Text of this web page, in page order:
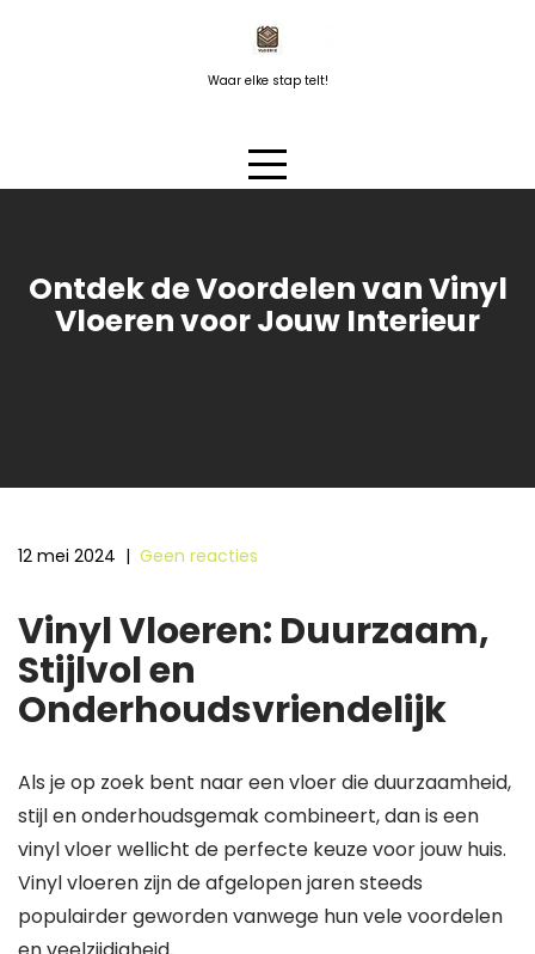
Waar elke stap telt!
Ontdek de Voordelen van Vinyl
Vloeren voor Jouw Interieur
12 mei 2024 | Geen reacties
Vinyl Vloeren: Duurzaam,
Stijlvol en
Onderhoudsvriendelijk
Als je op zoek bent naar een vloer die duurzaamheid,
stijl en onderhoudsgemak combineert, dan is een
vinyl vloer wellicht de perfecte keuze voor jouw huis.
Vinyl vloeren zijn de afgelopen jaren steeds
populairder geworden vanwege hun vele voordelen